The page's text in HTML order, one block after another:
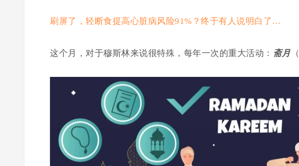
刷屏了，轻断食提高心脏病风险91%？终于有人说明白了…
这个月，对于穆斯林来说很特殊，每年一次的重大活动： 斋月 （